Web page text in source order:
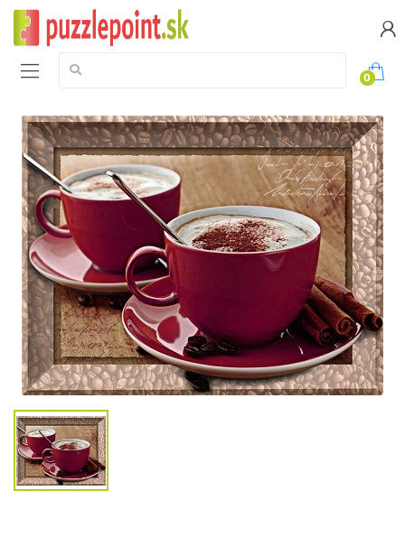
Vyhledávání:
0